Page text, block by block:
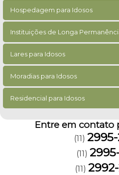
Hospedagem para Idosos
Instituições de Longa
Lares para Idosos
Moradias para Idosos
Residencial para Idosos
Entre em contato
(11)
(11)
(11)